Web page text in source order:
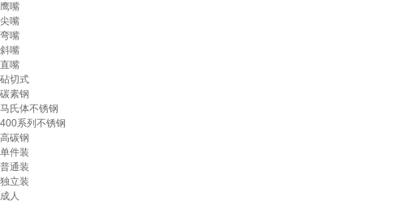
鹰嘴
尖嘴
弯嘴
斜嘴
直嘴
砧切式
碳素钢
马氏体不锈钢
400系列不锈钢
高碳钢
单件装
普通装
独立装
成人